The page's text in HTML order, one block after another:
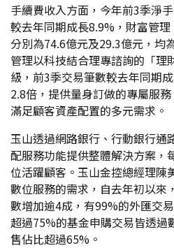
手續費收入方面，今年前3季淨
較去年同期成長8.9%，財富管
分別為74.6億元及29.3億元，均
管理以科技結合理專諮詢的「理
級，前3季交易筆數較去年同期
2.8倍，提供量身訂做的專屬服
滿足顧客資產配置的多元需求。
玉山透過網路銀行、行動銀行通
配服務功能提供整體解決方案，
位活躍顧客。玉山金控總經理陳
數位服務的需求，自去年初以來
數增加逾4成，有99%的外匯交
超過75%的基金申購交易皆透過
售佔比超過65%。